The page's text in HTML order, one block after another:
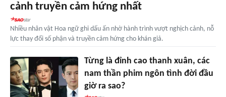
cảnh truyền cảm hứng nhất
Nhiều nhân vật Hoa ngữ ghi dấu ấn nhờ hành trình vượt nghịch cảnh, nỗ
lực thay đổi số phận và truyền cảm hứng cho khán giả.
Từng là đỉnh cao thanh xuân, các
nam thần phim ngôn tình đời đầu
giờ ra sao?